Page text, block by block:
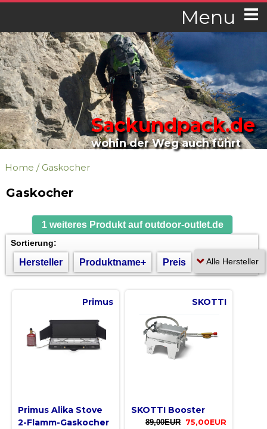
Menu
Sackundpack.de
wohin der Weg auch führt
Home / Gaskocher
Gaskocher
1 weiteres Produkt auf outdoor-outlet.de
Sortierung:
Hersteller Produktname+ Preis
Primus
Primus Alika Stove
2-Flamm-Gaskocher
SKOTTI
SKOTTI Booster
89,00EUR 75,00EUR